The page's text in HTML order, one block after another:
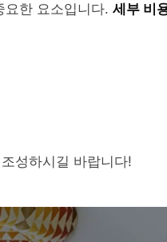
요한 요소입니다. 세부 비
성하시길 바랍니다!